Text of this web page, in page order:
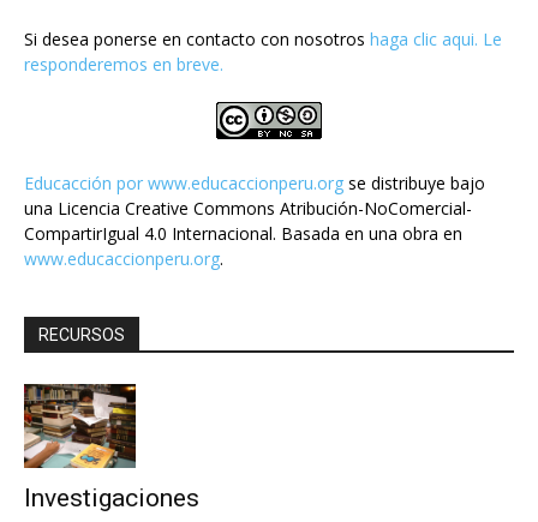
Si desea ponerse en contacto con nosotros haga clic aqui. Le
responderemos en breve.
Educacción por www.educaccionperu.org se distribuye bajo
una Licencia Creative Commons Atribución-NoComercial-
CompartirIgual 4.0 Internacional. Basada en una obra en
www.educaccionperu.org.
RECURSOS
Investigaciones